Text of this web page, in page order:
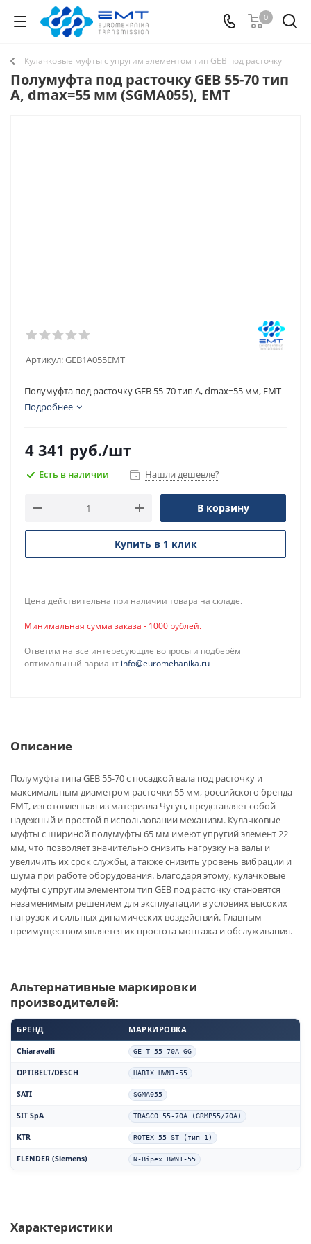
0
Кулачковые муфты с упругим элементом тип GEB под расточку
Полумуфта под расточку GEB 55-70 тип
A, dmax=55 мм (SGMA055), EMT
Артикул:GEB1A055EMT
Полумуфта под расточку GEB 55-70 тип A, dmax=55 мм, EMT
Подробнее
4 341 руб./шт
Есть в наличии Нашли дешевле?
В корзину
Купить в 1 клик
Цена действительна при наличии товара на складе.
Минимальная сумма заказа - 1000 рублей.
Ответим на все интересующие вопросы и подберём
оптимальный вариант info@euromehanika.ru
Описание
Полумуфта типа GEB 55-70 с посадкой вала под расточку и
максимальным диаметром расточки 55 мм, российского бренда
EMT, изготовленная из материала Чугун, представляет собой
надежный и простой в использовании механизм. Кулачковые
муфты с шириной полумуфты 65 мм имеют упругий элемент 22
мм, что позволяет значительно снизить нагрузку на валы и
увеличить их срок службы, а также снизить уровень вибрации и
шума при работе оборудования. Благодаря этому, кулачковые
муфты с упругим элементом тип GEB под расточку становятся
незаменимым решением для эксплуатации в условиях высоких
нагрузок и сильных динамических воздействий. Главным
преимуществом является их простота монтажа и обслуживания.
Альтернативные маркировки
производителей:
БРЕНД МАРКИРОВКА
Chiaravalli GE-T 55-70A GG
OPTIBELT/DESCH HABIX HWN1-55
SATI SGMA055
SIT SpA TRASCO 55-70A (GRMP55/70A)
KTR ROTEX 55 ST (тип 1)
FLENDER (Siemens) N-Bipex BWN1-55
Характеристики